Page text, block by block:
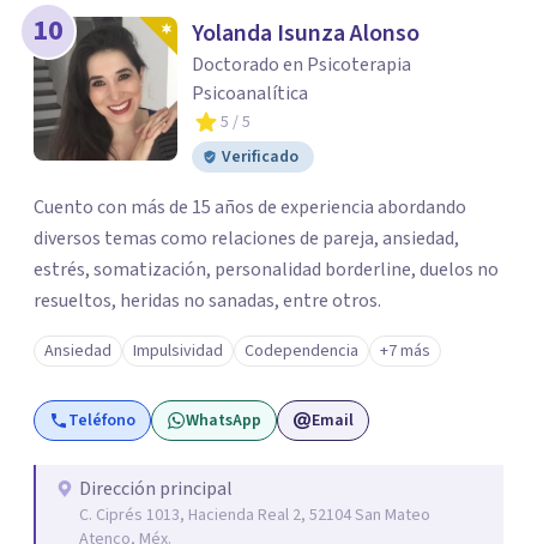
10 Yolanda Isunza Alonso
Doctorado en Psicoterapia
Psicoanalítica
5 / 5
Verificado
Cuento con más de 15 años de experiencia abordando
diversos temas como relaciones de pareja, ansiedad,
estrés, somatización, personalidad borderline, duelos no
resueltos, heridas no sanadas, entre otros.
Ansiedad Impulsividad Codependencia +7 más
Teléfono WhatsApp Email
Dirección principal
C. Ciprés 1013, Hacienda Real 2, 52104 San Mateo
Atenco, Méx.